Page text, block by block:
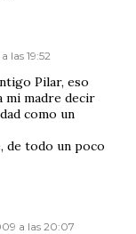
las 19:52
Pilar, eso
mi madre decir
como un
de todo un poco
a las 20:07